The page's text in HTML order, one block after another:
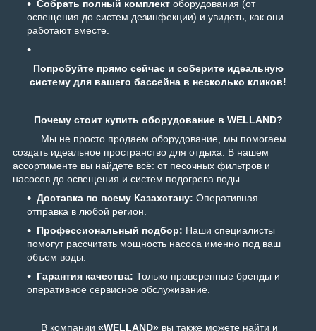
Собрать полный комплект оборудования (от
освещения до систем дезинфекции) и увидеть, как они
работают вместе.
Попробуйте прямо сейчас и соберите идеальную
систему для вашего бассейна в несколько кликов!
Почему стоит купить оборудование в WELLAND?
Мы не просто продаем оборудование, мы помогаем
создать идеальное пространство для отдыха. В нашем
ассортименте вы найдете всё: от песочных фильтров и
насосов до освещения и систем подогрева воды.
Доставка по всему Казахстану: Оперативная
отправка в любой регион.
Профессиональный подбор: Наши специалисты
помогут рассчитать мощность насоса именно под ваш
объем воды.
Гарантия качества: Только проверенные бренды и
оперативное сервисное обслуживание.
В компании «WELLAND» вы также можете найти и